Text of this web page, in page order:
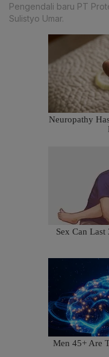
Pengendali baru PT
Sulistyo Umar.